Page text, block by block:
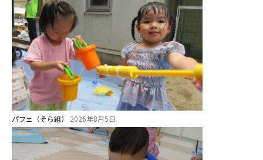
パフェ（そら組） 2026年8月5日